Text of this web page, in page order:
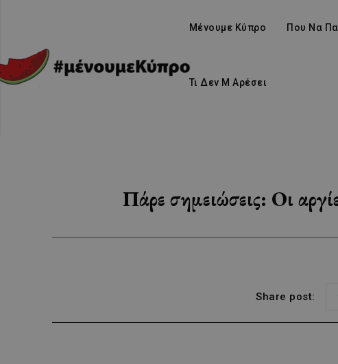
Μένουμε Κύπρο Που Να
Τι Δεν Μ Αρέσει
Πάρε σημειώσεις: Οι
Share post: